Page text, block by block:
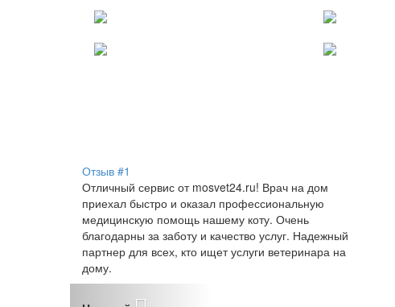
Отзыв #1
Отличный сервис от mosvet24.ru! Врач на дом
приехал быстро и оказал профессиональную
медицинскую помощь нашему коту. Очень
благодарны за заботу и качество услуг. Надежный
партнер для всех, кто ищет услуги ветеринара на
дому.